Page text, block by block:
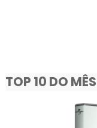
TOP 10 DO MÊS